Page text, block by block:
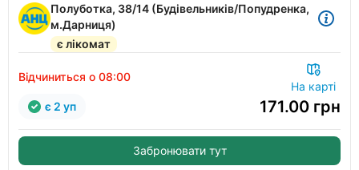
Полуботка, 38/14 (Будівельників/Попудренка,
м.Дарниця)
є лікомат
Відчиниться о 08:00
На карті
171.00 грн
є 2 уп
Забронювати тут